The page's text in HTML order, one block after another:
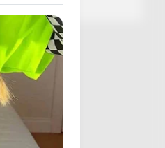
Sport Ekspres